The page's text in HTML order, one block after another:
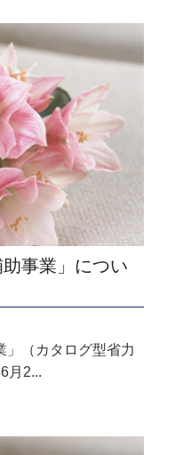
助事業」につい
」（カタログ型省力
月2...